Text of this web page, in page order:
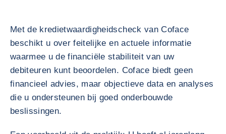
Met de kredietwaardigheidscheck van Coface
beschikt u over feitelijke en actuele informatie
waarmee u de financiële stabiliteit van uw
debiteuren kunt beoordelen. Coface biedt geen
financieel advies, maar objectieve data en analyses
die u ondersteunen bij goed onderbouwde
beslissingen.